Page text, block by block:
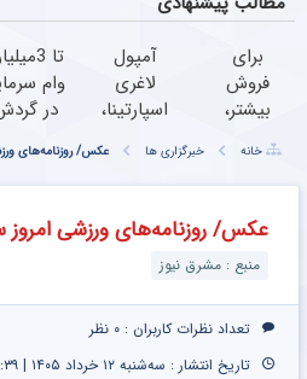
برای
فروش
بیشتر،
حالا
اقدام
کن (
ثبت
نام
آمپول
لاغری
اسپارتینا،
تومان
ارزان‌تر از
همه‌جا!
تا
وام
در
رو ثبت
کن
خانه خبرگزاری ها عکس/ روزنامه‌های‌ ورزشی
عکس/ روزنامه‌های‌ ورزشی امروز سه‌شنبه ۱۲
منبع : مشرق نیوز
تعداد نظرات کاربران : ۰ نظر
تاریخ انتشار : سه‌شنبه ۱۲ خرداد ۱۴۰۵ | ۸:۳۹